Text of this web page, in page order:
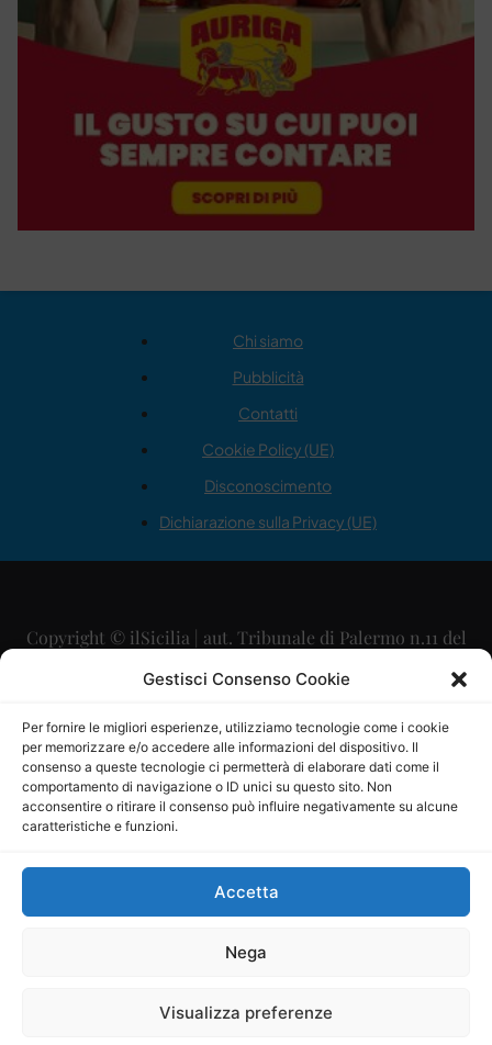
Gestisci Consenso Cookie
Per fornire le migliori esperienze, utilizziamo tecnologie come i cookie
per memorizzare e/o accedere alle informazioni del dispositivo. Il
consenso a queste tecnologie ci permetterà di elaborare dati come il
comportamento di navigazione o ID unici su questo sito. Non
acconsentire o ritirare il consenso può influire negativamente su alcune
caratteristiche e funzioni.
Accetta
Nega
Visualizza preferenze
Chi siamo
Pubblicità
Contatti
Cookie Policy (UE)
Disconoscimento
Dichiarazione sulla Privacy (UE)
Copyright © ilSicilia | aut. Tribunale di Palermo n.11 del
29/09/2015
Direttore Editoriale: Maurizio Scaglione
Direttore Responsabile: Maria Calabrese
P.IVA: 06334930820
Mercurio Comunicazione Società Cooperativa a r.l. è
iscritta al Registro degli Operatori di Comunicazione al
Sito gestito daLa Digitale srl–info@ladigitale.it